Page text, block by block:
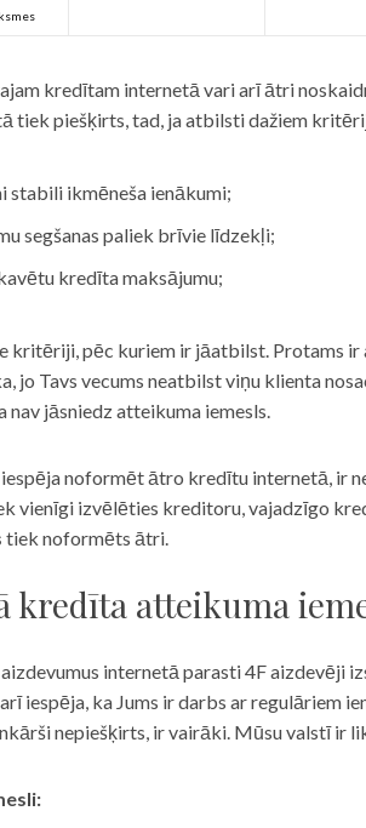
kredītam internetā vari arī ātri
tiek piešķirts, tad, ja atbilsti dažiem
stabili ikmēneša ienākumi;
segšanas paliek brīvie līdzekļi;
kredīta maksājumu;
kritēriji, pēc kuriem ir jāatbilst. Protams
jo Tavs vecums neatbilst viņu klienta
nav jāsniedz atteikuma iemesls.
noformēt ātro kredītu internetā, ir
vienīgi izvēlēties kreditoru, vajadzīgo
tiek noformēts ātri.
kredīta atteikuma
internetā parasti 4F aizdevēji
iespēja, ka Jums ir darbs ar regulāriem
nepiešķirts, ir vairāki. Mūsu valstī ir